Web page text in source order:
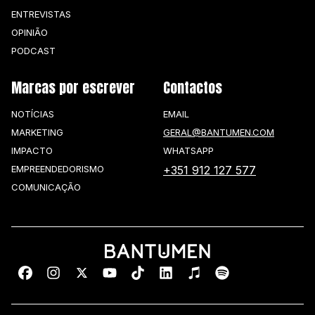
ENTREVISTAS
OPINIÃO
PODCAST
Marcas por escrever
NOTÍCIAS
MARKETING
IMPACTO
EMPREENDEDORISMO
COMUNICAÇÃO
Contactos
EMAIL
GERAL@BANTUMEN.COM
WHATSAPP
+351 912 127 577